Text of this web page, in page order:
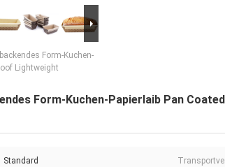
Form-Kuchen-
Lightweight
Form-Kuchen-Papierlaib Pan
Standard